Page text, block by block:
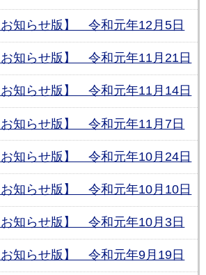
知らせ版】 令和元年12月5日
知らせ版】 令和元年11月21日
知らせ版】 令和元年11月14日
知らせ版】 令和元年11月7日
知らせ版】 令和元年10月24日
知らせ版】 令和元年10月10日
知らせ版】 令和元年10月3日
知らせ版】 令和元年9月19日